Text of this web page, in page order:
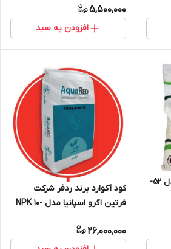
5,500,000
افزودن به سبد
کود سولوپتاس نیواگرو مدل 52-
کود آکوارد برند ردفر شرکت
فرتین اگرو اسپانیا مدل NPK 10-
26,000,000